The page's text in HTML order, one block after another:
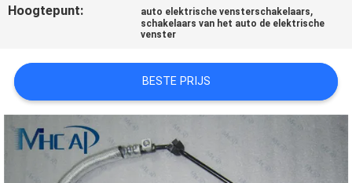
POLICY
Hoogtepunt: auto elektrische vensterschakelaars,
schakelaars van het auto de elektrische
venster
BESTE PRIJS